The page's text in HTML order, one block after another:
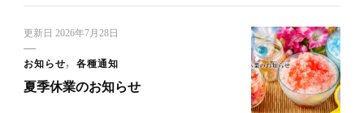
更新日 2026年7月28日
お知らせ 各種通知
夏季休業のお知らせ